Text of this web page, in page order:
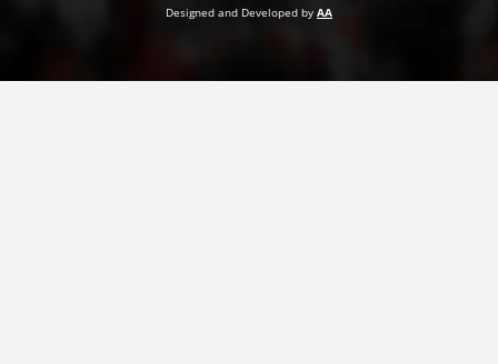
ЕДУКАТИВНО ИНФОРМАТИВНИ МАТЕРИЈАЛИ
Designed and Developed by AA